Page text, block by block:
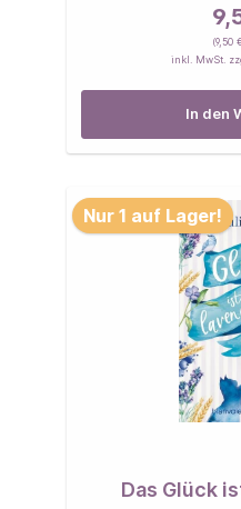
(9,50
inkl. MwSt.
In den
Nur 1 auf Lager!
Das Glück